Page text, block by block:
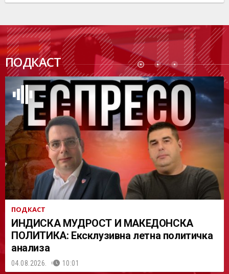
ПОДКАСТ
ПОДК
АСТ
ПОДКАСТ
ИНДИСКА МУДРОСТ И МАКЕДОНСКА
ПОЛИТИКА: Ексклузивна летна политичка
анализа
04.08.2026. 10:01